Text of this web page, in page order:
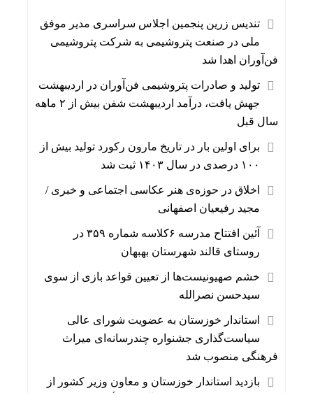
تندیس زرین پنجمین اجلاس سراسری مدیر موفق
ملی در صنعت پتروشیمی به شرکت پتروشیمی
فن‌آوران اهدا شد
تولید و صادرات پتروشیمی فن‌آوران در اردیبهشت
جهش یافت، درآمد اردیبهشت شفن بیش از ۲ ماهه
سال قبل
برای اولین بار در تاریخ مارون رکورد تولید بیش از
۱۰۰ درصدی در سال ۱۴۰۳ ثبت شد
اخلاق در حوزه‌ی هنر عکاسی اجتماعی و خبری /
مجید رفیعیان اصفهانی
آئین افتتاح مدرسه ۶کلاسه شماره ۳۵۹ در
روستای قالند شهرستان بهبهان
خشم صهیونیست‌ها از تعیین قواعد بازی از سوی
سیدحسن نصرالله
استاندار خوزستان به عضویت شورای عالی
سیاست‌گذاری جشنواره چندرسانه‌ای میراث
فرهنگی منصوب شد
بازدید استاندار خوزستان و معاون وزیر کشور از